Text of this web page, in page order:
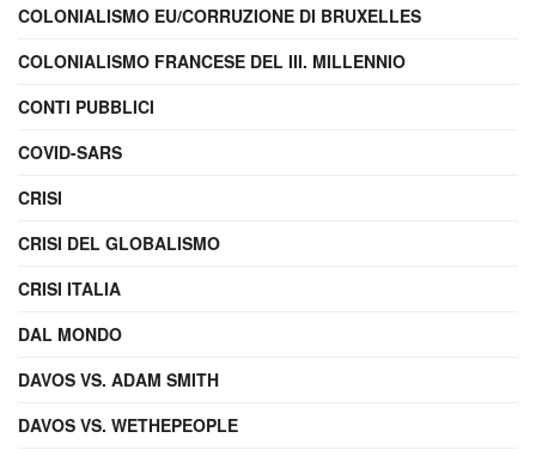
COLONIALISMO EU/CORRUZIONE DI BRUXELLES
COLONIALISMO FRANCESE DEL III. MILLENNIO
CONTI PUBBLICI
COVID-SARS
CRISI
CRISI DEL GLOBALISMO
CRISI ITALIA
DAL MONDO
DAVOS VS. ADAM SMITH
DAVOS VS. WETHEPEOPLE